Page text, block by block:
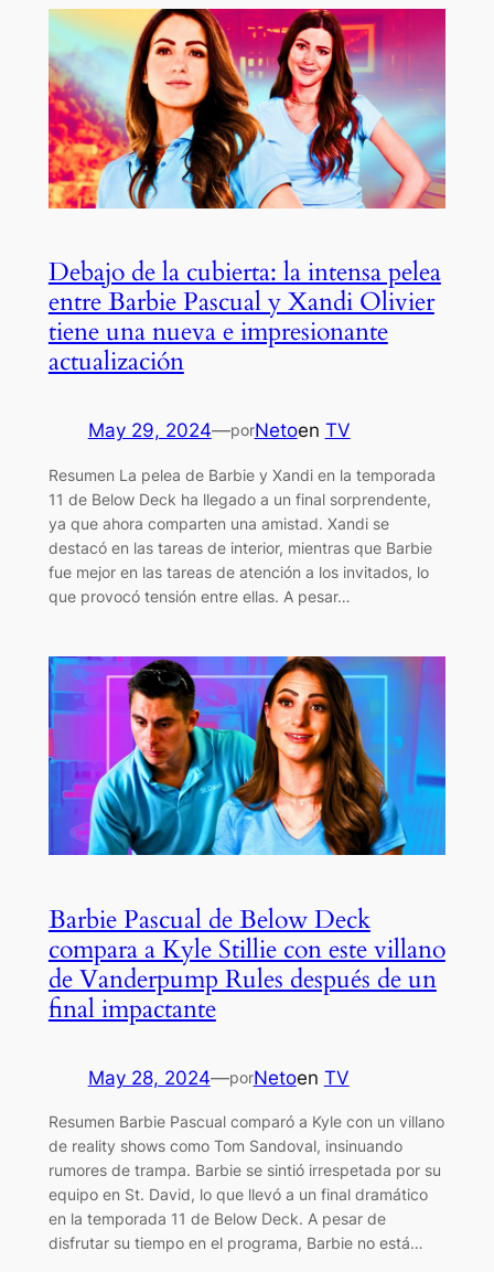
Debajo de la cubierta: la intensa pelea
entre Barbie Pascual y Xandi Olivier
tiene una nueva e impresionante
actualización
May 29, 2024—porNetoen TV
Resumen La pelea de Barbie y Xandi en la temporada
11 de Below Deck ha llegado a un final sorprendente,
ya que ahora comparten una amistad. Xandi se
destacó en las tareas de interior, mientras que Barbie
fue mejor en las tareas de atención a los invitados, lo
que provocó tensión entre ellas. A pesar…
Barbie Pascual de Below Deck
compara a Kyle Stillie con este villano
de Vanderpump Rules después de un
final impactante
May 28, 2024—porNetoen TV
Resumen Barbie Pascual comparó a Kyle con un villano
de reality shows como Tom Sandoval, insinuando
rumores de trampa. Barbie se sintió irrespetada por su
equipo en St. David, lo que llevó a un final dramático
en la temporada 11 de Below Deck. A pesar de
disfrutar su tiempo en el programa, Barbie no está…